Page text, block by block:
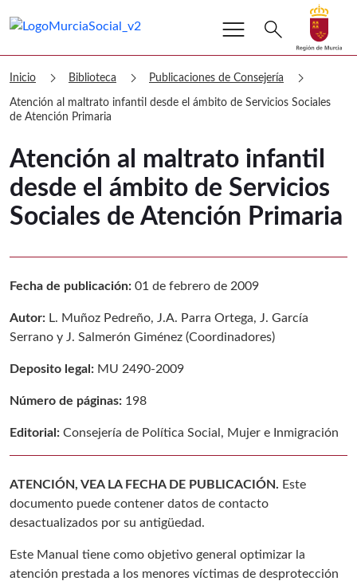
Murcia Social Atención al maltrato
Volver a
Ir a
menu Buscar
search
Inicio chevron_right Biblioteca chevron_right Publicaciones de Consejería chevron_right
Atención al maltrato infantil desde el ámbito de Servicios Sociales
de Atención Primaria
Atención al maltrato infantil
desde el ámbito de Servicios
Sociales de Atención Primaria
Fecha de publicación: 01 de febrero de 2009
Autor: L. Muñoz Pedreño, J.A. Parra Ortega, J. García
Serrano y J. Salmerón Giménez (Coordinadores)
Deposito legal: MU 2490-2009
Número de páginas: 198
Editorial: Consejería de Política Social, Mujer e Inmigración
ATENCIÓN, VEA LA FECHA DE PUBLICACIÓN. Este
documento puede contener datos de contacto
desactualizados por su antigüedad.
Este Manual tiene como objetivo general optimizar la
atención prestada a los menores víctimas de desprotección